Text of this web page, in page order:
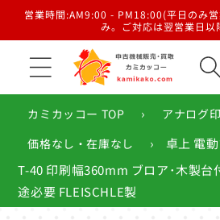
ンツに
営業時間:AM9:00 - PM18:00(平日のみ
み。ご対応は翌営業日以
カミカッコー TOP
› アナログ
価格なし・在庫なし ›
卓上 電
T-40 印刷幅360mm ブロア･木製台
途必要 FLEISCHLE製